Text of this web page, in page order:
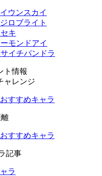
ウンスカイ
ロブライト
キ
モンドアイ
サイチパンドラ
ト情報
ャレンジ
すすめキャラ
すすめキャラ
記事
ラ